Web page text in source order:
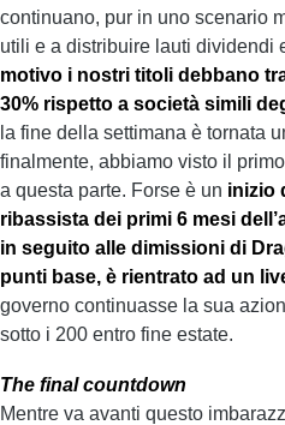
continuano, pur in uno scenario
utili e a distribuire lauti dividendi
motivo i nostri titoli debbano
30% rispetto a società simili
la fine della settimana è tornata
finalmente, abbiamo visto il
a questa parte. Forse è un inizio
ribassista dei primi 6 mesi
in seguito alle dimissioni di
punti base, è rientrato ad un
governo continuasse la sua
sotto i 200 entro fine estate.
The final countdown
Mentre va avanti questo